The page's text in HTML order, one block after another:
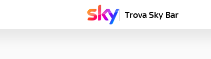
Trova Sky Bar